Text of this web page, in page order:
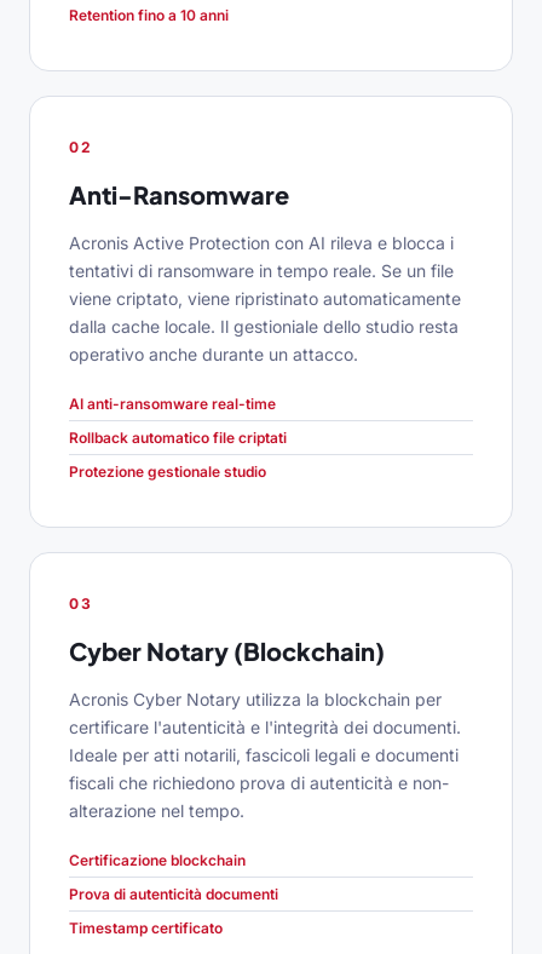
Retention fino a 10 anni
02
Anti-Ransomware
Acronis Active Protection con AI rileva e blocca i
tentativi di ransomware in tempo reale. Se un file
viene criptato, viene ripristinato automaticamente
dalla cache locale. Il gestioniale dello studio resta
operativo anche durante un attacco.
AI anti-ransomware real-time
Rollback automatico file criptati
Protezione gestionale studio
03
Cyber Notary (Blockchain)
Acronis Cyber Notary utilizza la blockchain per
certificare l'autenticità e l'integrità dei documenti.
Ideale per atti notarili, fascicoli legali e documenti
fiscali che richiedono prova di autenticità e non-
alterazione nel tempo.
Certificazione blockchain
Prova di autenticità documenti
Timestamp certificato